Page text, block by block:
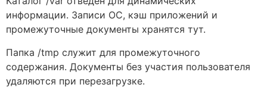
информации. Записи ОС, кэш приложений и
промежуточные документы хранятся тут.
Папка /tmp служит для промежуточного
содержания. Документы без участия пользователя
удаляются при перезагрузке.